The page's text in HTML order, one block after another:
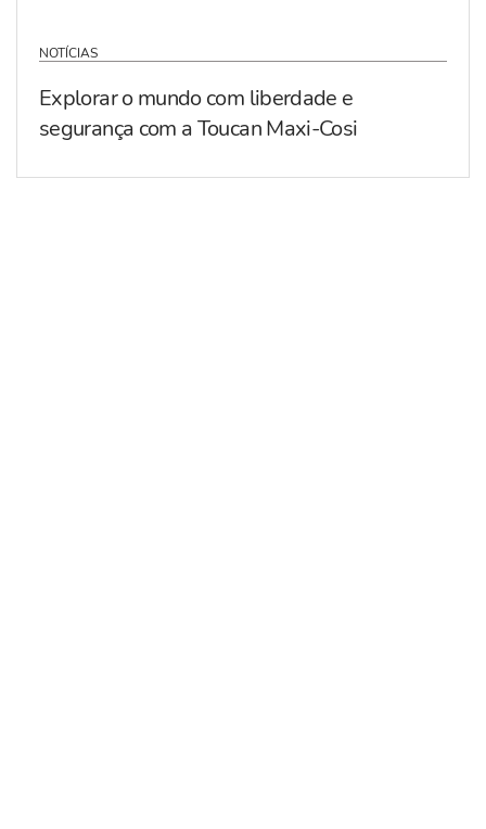
NOTÍCIAS
Explorar o mundo com liberdade e
segurança com a Toucan Maxi-Cosi